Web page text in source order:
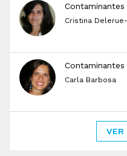
Cristina
Carla Barbosa
VER